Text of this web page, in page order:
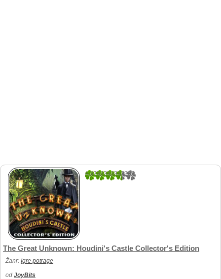
4.3333333333333
The Great Unknown: Houdini's Castle Collector's Edition
Žanr: Igre potrage
od JoyBits